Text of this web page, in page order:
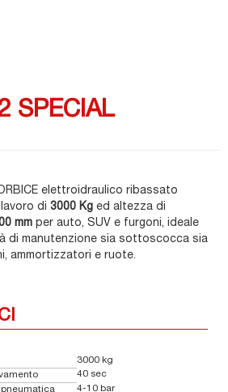
SPECIAL
elettroidraulico ribassato
di 3000 Kg ed altezza di
mm per auto, SUV e furgoni, ideale
di manutenzione sia sottoscocca sia
ammortizzatori e ruote.
3000 kg
40 sec
4-10 bar